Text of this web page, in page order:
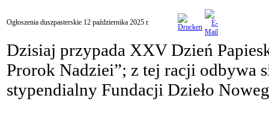
Ogłoszenia duszpasterskie 12 października 2025 r.
Dzisiaj przypada XXV Dzień
Prorok Nadziei”; z tej racji odbywa
stypendialny Fundacji Dzieło